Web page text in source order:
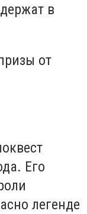
в
от
Его
легенде